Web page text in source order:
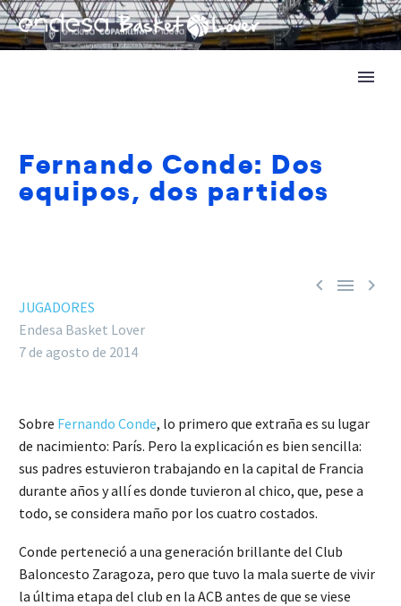
Fernando Conde: Dos
equipos, dos partidos
  
JUGADORES
Endesa Basket Lover
7 de agosto de 2014
Sobre Fernando Conde, lo primero que extraña es su lugar
de nacimiento: París. Pero la explicación es bien sencilla:
sus padres estuvieron trabajando en la capital de Francia
durante años y allí es donde tuvieron al chico, que, pese a
todo, se considera maño por los cuatro costados.
Conde perteneció a una generación brillante del Club
Baloncesto Zaragoza, pero que tuvo la mala suerte de vivir
la última etapa del club en la ACB antes de que se viese